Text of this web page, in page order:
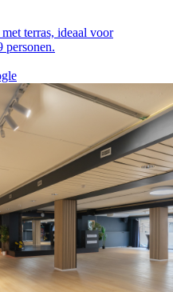
terras, ideaal voor
personen.